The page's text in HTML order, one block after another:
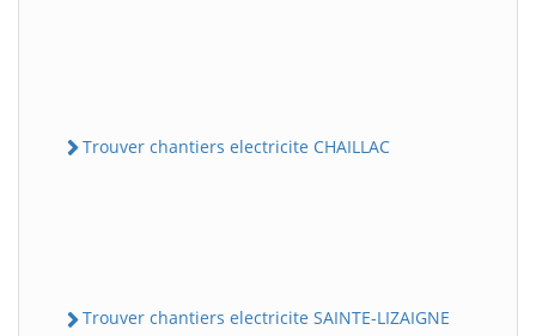
Trouver chantiers electricite CHAILLAC
Trouver chantiers electricite SAINTE-LIZAIGNE